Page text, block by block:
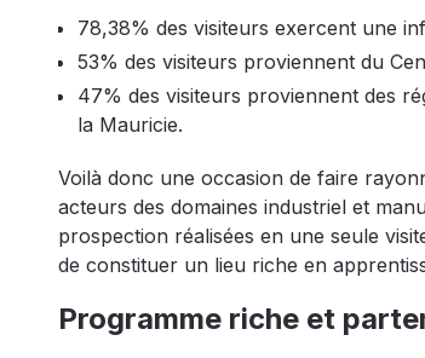
78,38% des visiteurs exercent une
53% des visiteurs proviennent du
47% des visiteurs proviennent des
la Mauricie.
Voilà donc une occasion de faire
acteurs des domaines industriel et
prospection réalisées en une seule
de constituer un lieu riche en
Programme riche et